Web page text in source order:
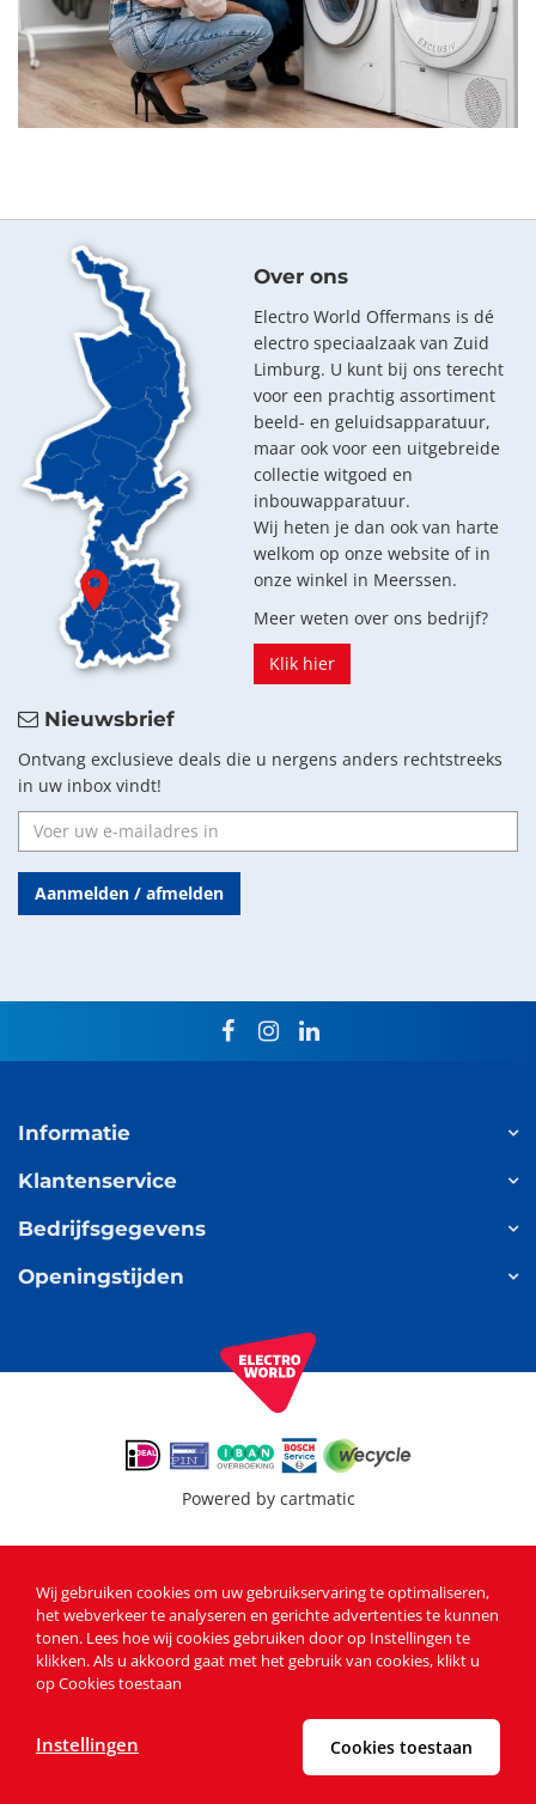
Over ons
Electro World Offermans is dé
electro speciaalzaak van Zuid
Limburg. U kunt bij ons terecht
voor een prachtig assortiment
beeld- en geluidsapparatuur,
maar ook voor een uitgebreide
collectie witgoed en
inbouwapparatuur.
Wij heten je dan ook van harte
welkom op onze website of in
onze winkel in Meerssen.
Meer weten over ons bedrijf?
Klik hier
Nieuwsbrief
Ontvang exclusieve deals die u nergens anders rechtstreeks
in uw inbox vindt!
Aanmelden / afmelden
facebookinstagram
linkedin
Informatie
Klantenservice
Bedrijfsgegevens
Openingstijden
Powered by cartmatic
Wij gebruiken cookies om uw gebruikservaring te optimaliseren,
het webverkeer te analyseren en gerichte advertenties te kunnen
tonen. Lees hoe wij cookies gebruiken door op Instellingen te
klikken. Als u akkoord gaat met het gebruik van cookies, klikt u
op Cookies toestaan
Instellingen Cookies toestaan